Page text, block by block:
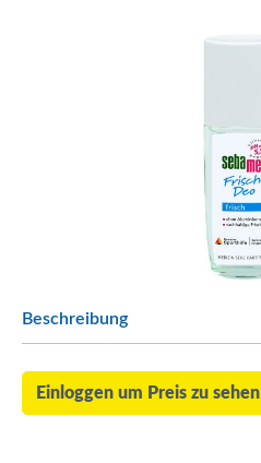
Beschreibung
Einloggen um Preis zu sehen